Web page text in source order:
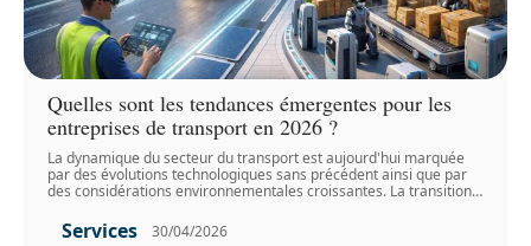
Quelles sont les tendances émergentes pour les
entreprises de transport en 2026 ?
La dynamique du secteur du transport est aujourd'hui marquée
par des évolutions technologiques sans précédent ainsi que par
des considérations environnementales croissantes. La transition…
Services 30/04/2026